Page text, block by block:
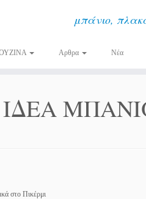
μπάνιο,
Αρθρα Νέα
| ΙΔΕΑ
στο Πικέρμι